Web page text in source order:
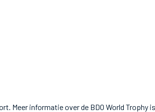
Meer informatie over de BDO World Trophy